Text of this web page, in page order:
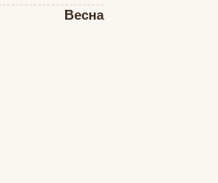
Весна